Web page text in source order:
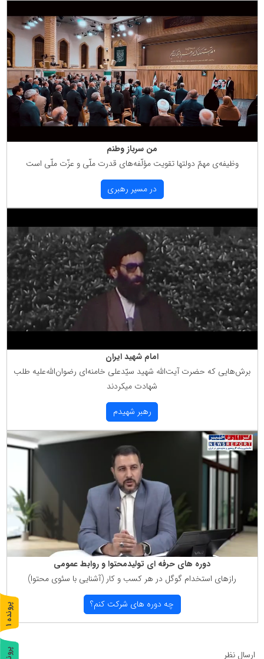
من سرباز وطنم
وظیفه‌ی مهمّ دولتها تقویت مؤلّفه‌های قدرت ملّی و عزّت ملّی است
در مسیر رهبری
امام شهید ایران
برش‌هایی كه حضرت آیت‌الله شهید سیّدعلی خامنه‌ای رضوان‌الله‌علیه طلب
شهادت میكردند
رهبر شهیدم
دوره های حرفه ای تولیدمحتوا و روابط عمومی
رازهای استخدام گوگل در هر كسب و كار (آشنایی با سئوی محتوا)
چه دوره های شركت كنم؟
ارسال نظر
پ
ر
و
ن
د
ه
1